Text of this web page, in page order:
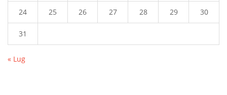
24 25 26 27 28 29 30
31
« Lug